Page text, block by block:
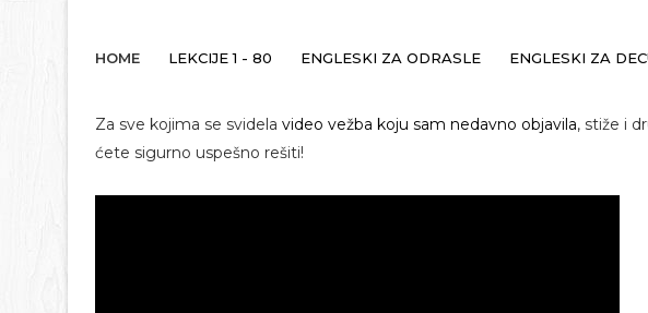
HOME LEKCIJE 1 - 80 ENGLESKI ZA ODRASLE ENGLESKI ZA
Za sve kojima se svidela video vežba koju sam nedavno objavila, stiže i
ćete sigurno uspešno rešiti!